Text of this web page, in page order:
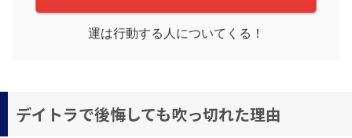
運は行動する人についてくる！
デイトラで後悔しても吹っ切れた理由